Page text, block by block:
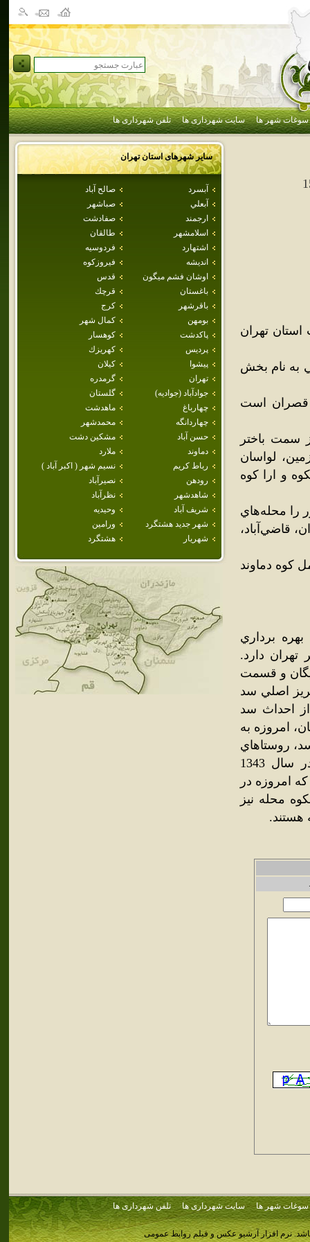
سوغات شهر ها سایت شهرداری ها تلفن شهرداری ها
سایر شهرهای استانتهران
آبسرد
صالح آباد
آبعلي
صباشهر
ارجمند
صفادشت
اسلامشهر
طالقان
اشتهارد
فردوسيه
انديشه
فيروزكوه
اوشان فشم ميگون
قدس
باغستان
قرچك
باقرشهر
كرج
بومهن
كمال شهر
پاكدشت
كوهسار
پرديس
كهريزك
پيشوا
كيلان
تهران
گرمدره
جوادآباد (جواديه)
گلستان
چهارباغ
ماهدشت
چهاردانگه
محمدشهر
حسن آباد
مشكين دشت
دماوند
ملارد
رباط كريم
نسيم شهر ( اكبر آباد )
رودهن
نصيرآباد
شاهدشهر
نظرآباد
شريف آباد
وحيديه
شهر جديد هشتگرد
ورامين
شهريار
هشتگرد
تهران
نفر (آمار سال 1383) در بخشي به نام بخش
قصران است
سمت باختر
لواسان
و ارا کوه
را محله‌هاي
قاضي‌آباد،
کوه دماوند
سد لَتيان قرار دارد که در سال 1346 به بهره برداري
دارد.
و قسمت
اصلي سد
احداث سد
امروزه به
روستاهاي
آبادي وجود داشته که دولت با قيمت خوبي زمين‌هاي اهالي را در سال 1343
امروزه در
محله نيز
هستند.
سوغات شهر ها سایت شهرداری ها تلفن شهرداری ها
نرم افزار آرشیو عکس و فیلم روابط عمومی